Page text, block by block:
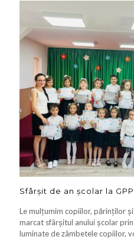
Sfârșit de an școlar la
Le mulțumim copiilor, părinților
marcat sfârșitul anului școlar
luminate de zâmbetele copiilor,